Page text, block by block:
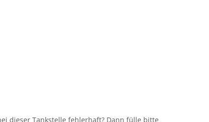
dieser Tankstelle fehlerhaft? Dann fülle bitte